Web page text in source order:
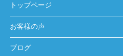
トップページ
お客様の声
ブログ